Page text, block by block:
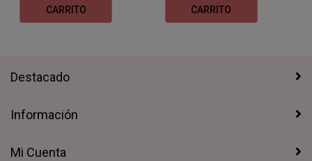
CARRITO
CARRITO
Destacado
Información
Mi Cuenta